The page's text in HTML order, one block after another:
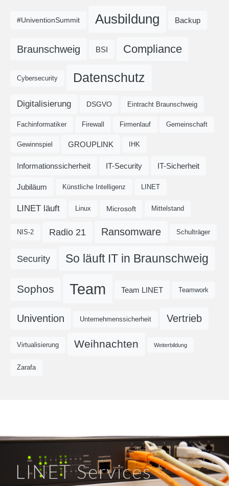
#UniventionSummit Ausbildung Backup
Braunschweig BSI Compliance
Cybersecurity Datenschutz
Digitalisierung DSGVO Eintracht Braunschweig
Fachinformatiker Firewall Firmenlauf Gemeinschaft
Gewinnspiel GROUPLINK IHK
Informationssicherheit IT-Security IT-Sicherheit
Jubiläum Künstliche Intelligenz LINET
LINET läuft Linux Microsoft Mittelstand
NIS-2 Radio 21 Ransomware Schulträger
Security So läuft IT in Braunschweig
Sophos Team Team LINET Teamwork
Univention Unternehmenssicherheit Vertrieb
Virtualisierung Weihnachten Weiterbildung
Zarafa
LINET Services